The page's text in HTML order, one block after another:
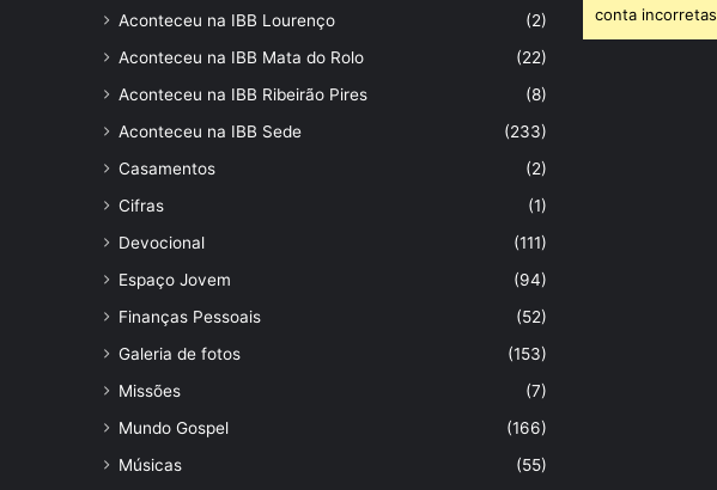
Aconteceu na IBB Lourenço
(2)
Aconteceu na IBB Mata do Rolo
(22)
Aconteceu na IBB Ribeirão Pires
(8)
Aconteceu na IBB Sede
(233)
Casamentos
(2)
Cifras
(1)
Devocional
(111)
Espaço Jovem
(94)
Finanças Pessoais
(52)
Galeria de fotos
(153)
Missões
(7)
Mundo Gospel
(166)
Músicas
(55)
conta incorretas